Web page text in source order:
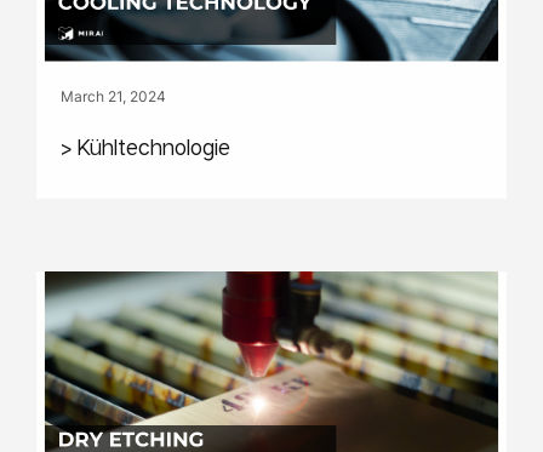
March 21, 2024
> Kühltechnologie